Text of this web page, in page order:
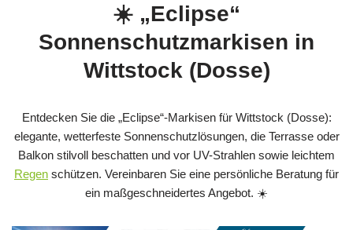
☀️ „Eclipse“
Sonnenschutzmarkisen in
Wittstock (Dosse)
Entdecken Sie die „Eclipse“-Markisen für Wittstock (Dosse):
elegante, wetterfeste Sonnenschutzlösungen, die Terrasse oder
Balkon stilvoll beschatten und vor UV-Strahlen sowie leichtem
Regen schützen. Vereinbaren Sie eine persönliche Beratung für
ein maßgeschneidertes Angebot. ☀️